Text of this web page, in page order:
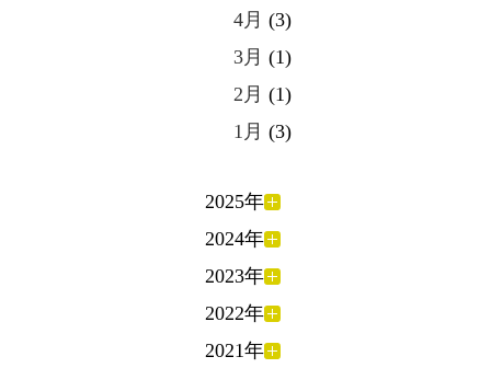
4月 (3)
3月 (1)
2月 (1)
1月 (3)
2025年
2024年
2023年
2022年
2021年